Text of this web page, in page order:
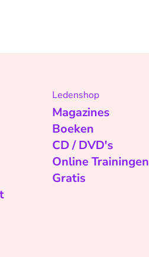
Ledenshop
Magazines
Boeken
CD / DVD's
Online Trainingen
Gratis